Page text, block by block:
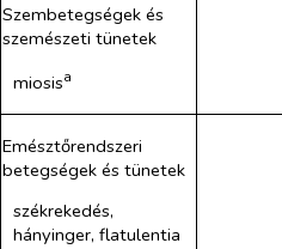
Szembetegségek és
szemészeti tünetek
miosisa
Emésztőrendszeri
betegségek és tünetek
székreke​dés,
hányinger, flatulentia